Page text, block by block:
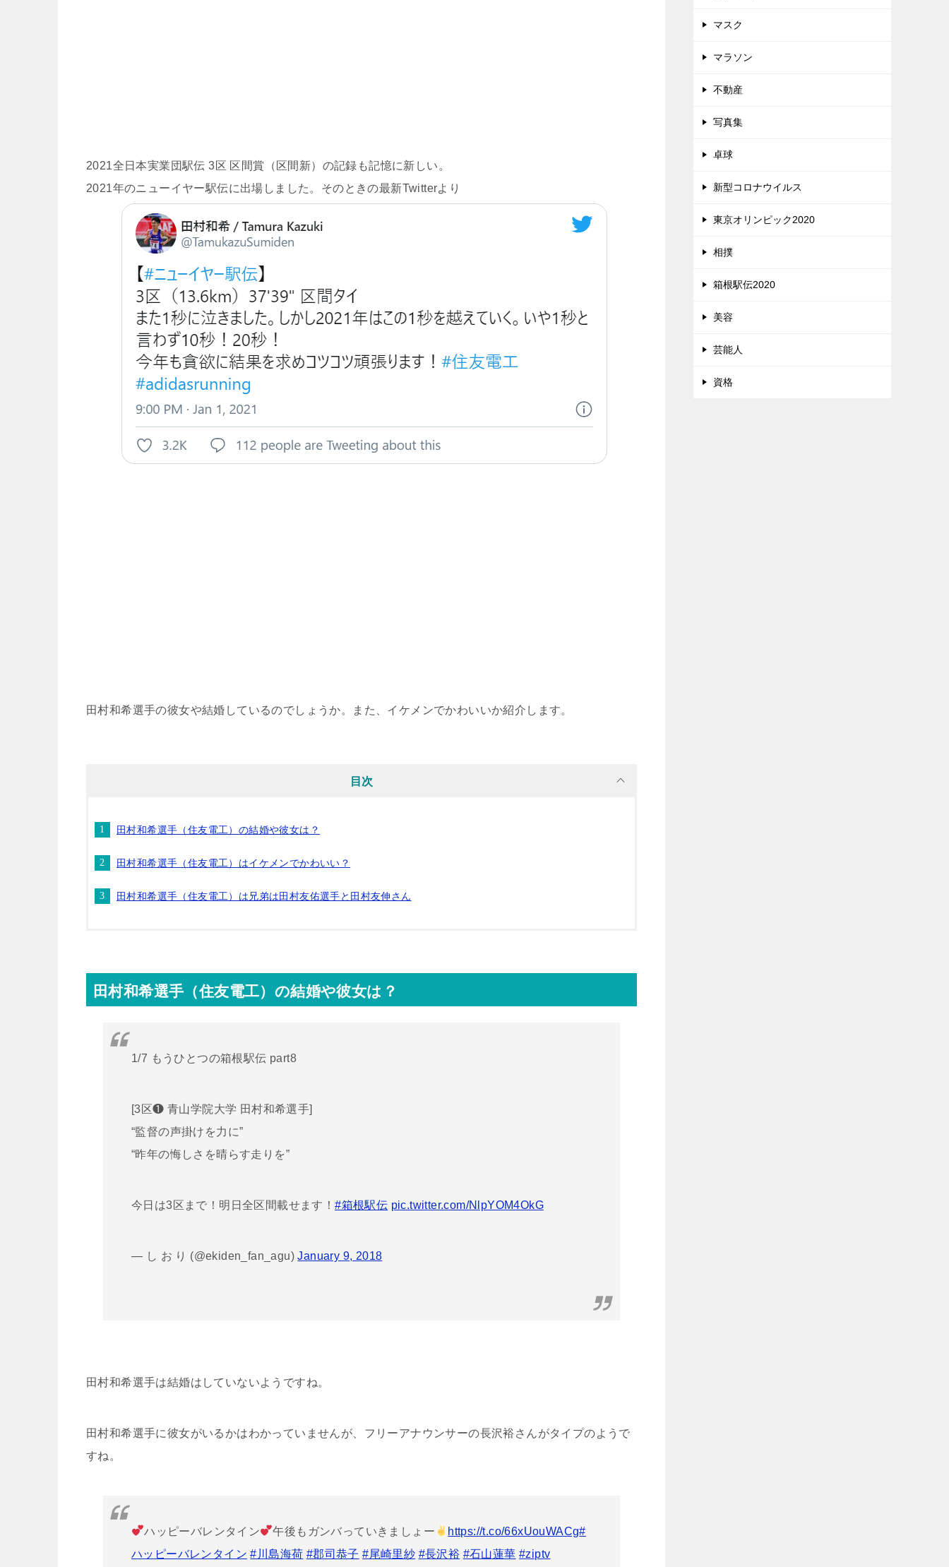
2021全日本実業団駅伝 3区 区間賞（区間新）の記録も記憶に新しい。
2021年のニューイヤー駅伝に出場しました。そのときの最新Twitterより
田村和希選手の彼女や結婚しているのでしょうか。また、イケメンでかわいいか紹介します。
目次
田村和希選手（住友電工）の結婚や彼女は？
田村和希選手（住友電工）はイケメンでかわいい？
田村和希選手（住友電工）は兄弟は田村友佑選手と田村友伸さん
田村和希選手（住友電工）の結婚や彼女は？
1/7 もうひとつの箱根駅伝 part8
[3区❶ 青山学院大学 田村和希選手]
“監督の声掛けを力に”
“昨年の悔しさを晴らす走りを”
今日は3区まで！明日全区間載せます！#箱根駅伝 pic.twitter.com/NlpYOM4OkG
— し お り (@ekiden_fan_agu)January 9, 2018
田村和希選手は結婚はしていないようですね。
田村和希選手に彼女がいるかはわかっていませんが、フリーアナウンサーの長沢裕さんがタイプのようで
すね。
ハッピーバレンタイン 午後もガンバっていきましょー https://t.co/66xUouWACg#
ハッピーバレンタイン #川島海荷 #郡司恭子 #尾崎里紗 #長沢裕 #石山蓮華 #ziptv
マスク
マラソン
不動産
写真集
卓球
新型コロナウイルス
東京オリンピック2020
相撲
箱根駅伝2020
美容
芸能人
資格